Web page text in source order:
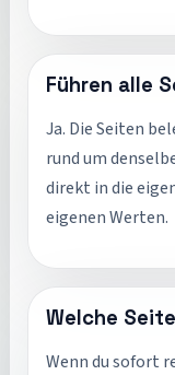
Führen alle
Ja. Die Seiten
rund um
direkt in die
eigenen Werten.
Welche
Wenn du sofort